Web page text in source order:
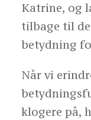
Katrine, og
tilbage til
betydning
Når vi
klogere på,